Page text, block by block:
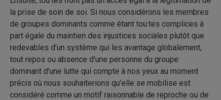
la prise de soin de soi. Si nous considérons les membres
de groupes dominants comme étant tou·tes complices à
part égale du maintien des injustices sociales plutôt que
redevables d’un système qui les avantage globalement,
tout repos ou absence d’une personne du groupe
dominant d’une lutte qui compte à nos yeux au moment
précis où nous souhaiterions qu’elle se mobilise est
considéré comme un motif raisonnable de reproche ou de